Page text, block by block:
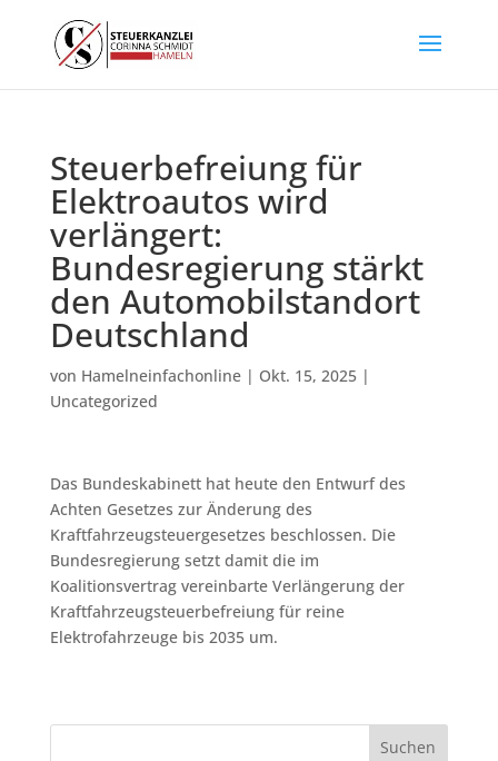
Steuerbefreiung für
Elektroautos wird
verlängert:
Bundesregierung stärkt
den Automobilstandort
Deutschland
von Hamelneinfachonline| Okt. 15, 2025|
Uncategorized
Das Bundeskabinett hat heute den Entwurf des
Achten Gesetzes zur Änderung des
Kraftfahrzeugsteuergesetzes beschlossen. Die
Bundesregierung setzt damit die im
Koalitionsvertrag vereinbarte Verlängerung der
Kraftfahrzeugsteuerbefreiung für reine
Elektrofahrzeuge bis 2035 um.